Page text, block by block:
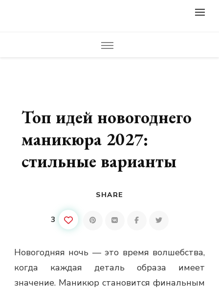
Женский журнал LifeStyleWomens — читать женский сайт
модная одежда, модный дизайн ногтей, маникюр, педикюр,
Топ идей новогоднего
маникюра 2027:
стильные варианты
SHARE
3
Новогодняя ночь — это время волшебства,
когда каждая деталь образа имеет
значение. Маникюр становится финальным